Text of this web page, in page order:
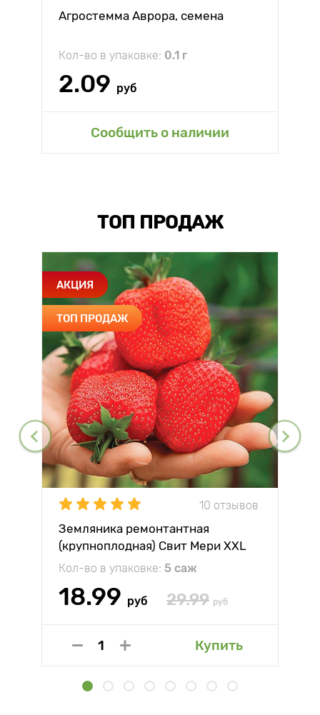
Агростемма Аврора, семена
Кол-во в упаковке: 0.1 г
2.09 руб
Сообщить о наличии
ТОП ПРОДАЖ
АКЦИЯ
ТОП ПРОДАЖ
10 отзывов
Земляника ремонтантная
(крупноплодная) Свит Мери XXL
Кол-во в упаковке: 5 саж
18.99 руб 29.99 руб
Купить